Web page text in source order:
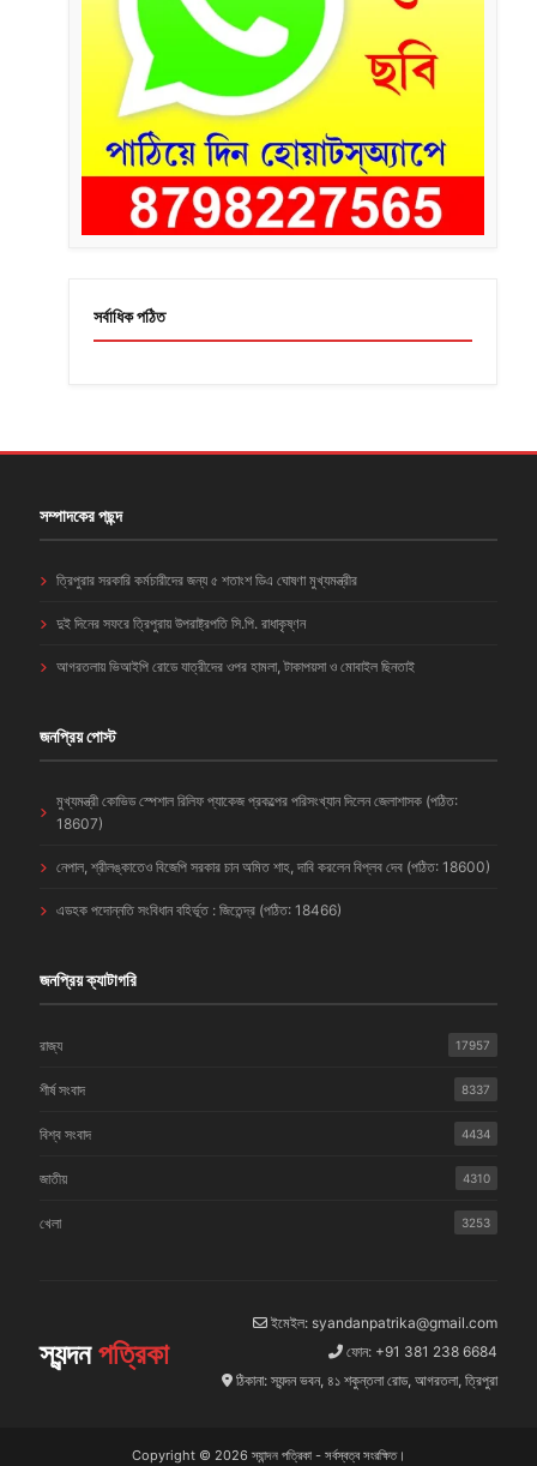
সর্বাধিক পঠিত
সম্পাদকের পছন্দ
ত্রিপুরার সরকারি কর্মচারীদের জন্য ৫ শতাংশ ডিএ ঘোষণা মুখ্যমন্ত্রীর
দুই দিনের সফরে ত্রিপুরায় উপরাষ্ট্রপতি সি.পি. রাধাকৃষ্ণন
আগরতলায় ভিআইপি রোডে যাত্রীদের ওপর হামলা, টাকাপয়সা ও মোবাইল ছিনতাই
জনপ্রিয় পোস্ট
মুখ্যমন্ত্রী কোভিড স্পেশাল রিলিফ প্যাকেজ প্রকল্পের পরিসংখ্যান দিলেন জেলাশাসক (পঠিত:
18607)
নেপাল, শ্রীলঙ্কাতেও বিজেপি সরকার চান অমিত শাহ, দাবি করলেন বিপ্লব দেব (পঠিত: 18600)
এডহক পদোন্নতি সংবিধান বহির্ভূত : জিতেন্দ্র (পঠিত: 18466)
জনপ্রিয় ক্যাটাগরি
রাজ্য 17957
শীর্ষ সংবাদ 8337
বিশ্ব সংবাদ 4434
জাতীয় 4310
খেলা 3253
স্যন্দনপত্রিকা
ইমেইল: syandanpatrika@gmail.com
ফোন: +91 381 238 6684
ঠিকানা: স্যন্দন ভবন, ৪১ শকুন্তলা রোড, আগরতলা, ত্রিপুরা
Copyright © 2026 স্যান্দন পত্রিকা - সর্বস্বত্ব সংরক্ষিত।